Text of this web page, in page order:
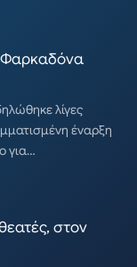
Φαρκαδόνα
λίγες
έναρξη
για…
στον